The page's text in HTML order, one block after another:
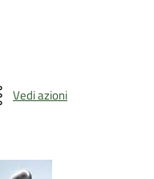
Vedi azioni